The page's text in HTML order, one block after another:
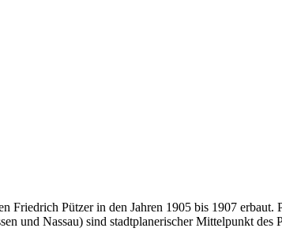
Pützer in den Jahren 1905 bis 1907
und Nassau) sind stadtplanerischer Mittelpunkt des